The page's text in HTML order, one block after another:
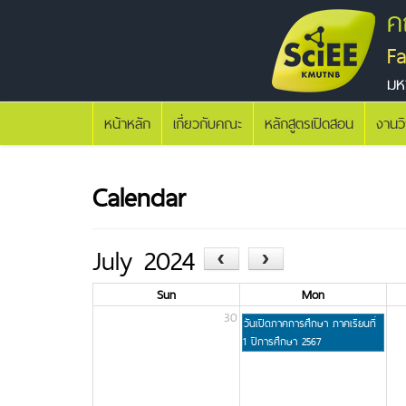
ม
หน้าหลัก เกี่ยวกับคณะ หลักสูตรเปิดสอน งาน
Calendar
July 2024
‹ ›
วันเปิดภาคการศึกษา ภาคเรียนที่
1 ปีการศึกษา 2567
Sun Mon
30
1